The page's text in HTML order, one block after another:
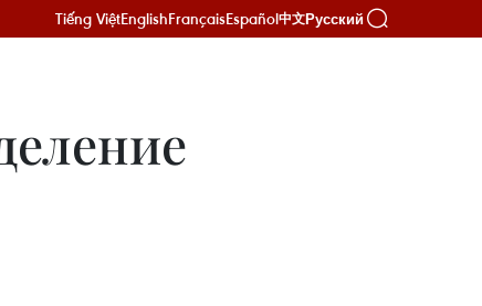
Tiếng ViệtEnglishFrançaisEspañol中文Русский